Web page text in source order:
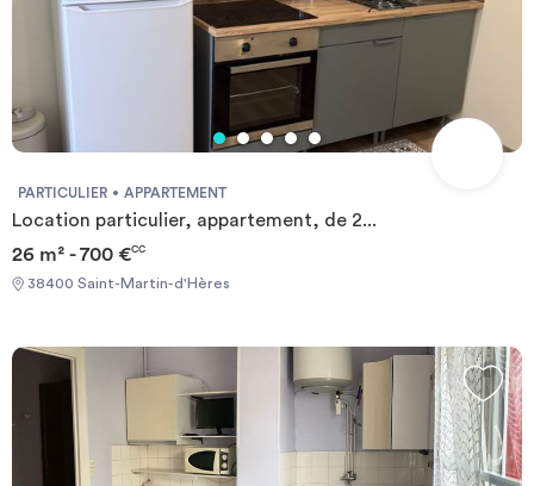
PARTICULIER APPARTEMENT
Location particulier, appartement, de 2...
26 m² - 700 €CC
38400 Saint-Martin-d'Hères